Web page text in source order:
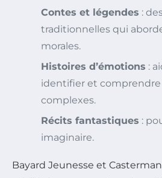
Contes et légendes :
traditionnelles qui
morales.
Histoires d’émotions :
identifier et
complexes.
Récits fantastiques :
imaginaire.
Bayard Jeunesse et